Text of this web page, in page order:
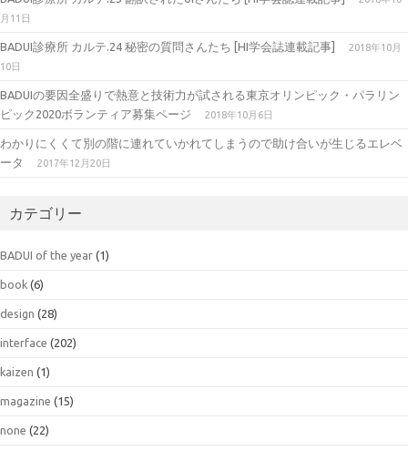
月11日
BADUI診療所 カルテ.24 秘密の質問さんたち [HI学会誌連載記事]
2018年10月
10日
BADUIの要因全盛りで熱意と技術力が試される東京オリンピック・パラリン
ピック2020ボランティア募集ページ
2018年10月6日
わかりにくくて別の階に連れていかれてしまうので助け合いが生じるエレベ
ータ
2017年12月20日
カテゴリー
BADUI of the year (1)
book (6)
design (28)
interface (202)
kaizen (1)
magazine (15)
none (22)